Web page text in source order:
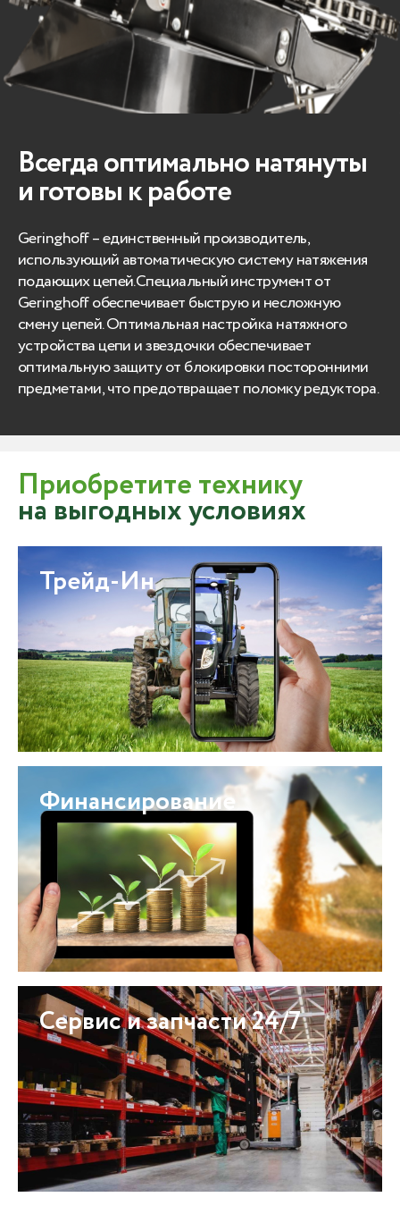
Всегда оптимально натянуты
и готовы к работе
Geringhoff – единственный производитель,
использующий автоматическую систему натяжения
подающих цепей.Специальный инструмент от
Geringhoff обеспечивает быструю и несложную
смену цепей. Оптимальная настройка натяжного
устройства цепи и звездочки обеспечивает
оптимальную защиту от блокировки посторонними
предметами, что предотвращает поломку редуктора.
Приобретите технику
на выгодных условиях
Трейд-Ин
Финансирование
Сервис и запчасти 24/7